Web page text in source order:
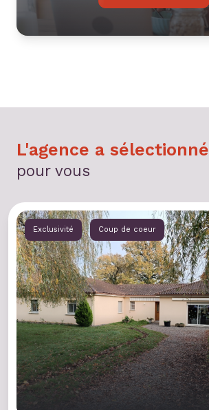
L'agence a sélectionné
pour vous
Exclusivité Coup de coeur